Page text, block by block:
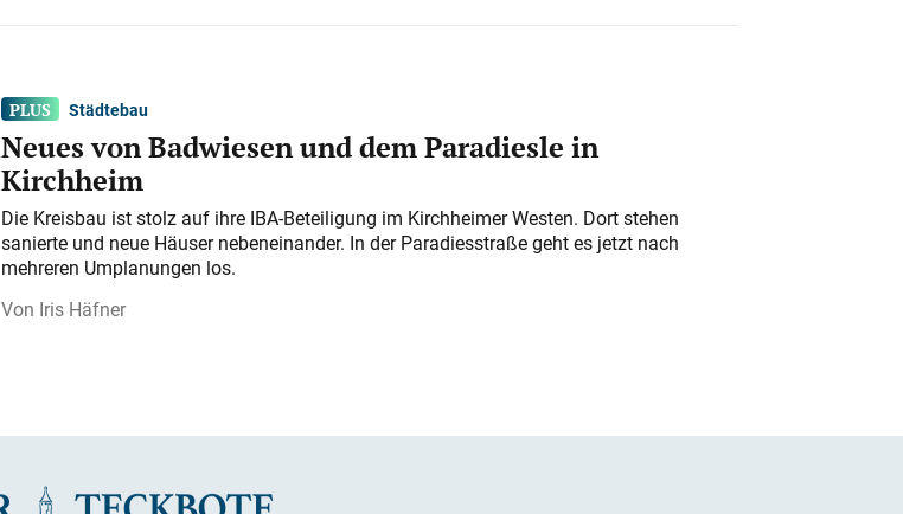
Städtebau
Neues von Badwiesen und dem Paradiesle in
Kirchheim
Die Kreisbau ist stolz auf ihre IBA-Beteiligung im Kirchheimer Westen. Dort stehen
sanierte und neue Häuser nebeneinander. In der Paradiesstraße geht es jetzt nach
mehreren Umplanungen los.
Iris Häfner